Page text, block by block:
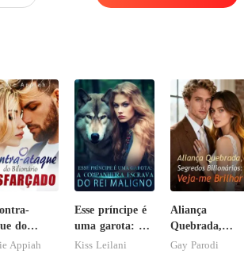
do
Appiah
Esse príncipe é
uma garota: A
companheira
Kiss Leilani
Aliança
Quebrada,
Segredos
Gay Parodi